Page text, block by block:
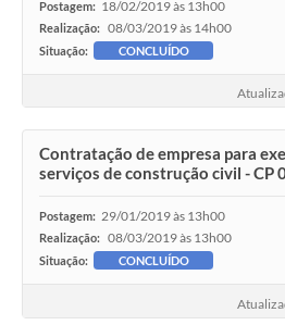
Postagem: 18/02/2019 às 13h00
Realização: 08/03/2019 às 14h00
Situação: CONCLUÍDO
Contratação de empresa para
serviços de construção civil - CP
Postagem: 29/01/2019 às 13h00
Realização: 08/03/2019 às 13h00
Situação: CONCLUÍDO